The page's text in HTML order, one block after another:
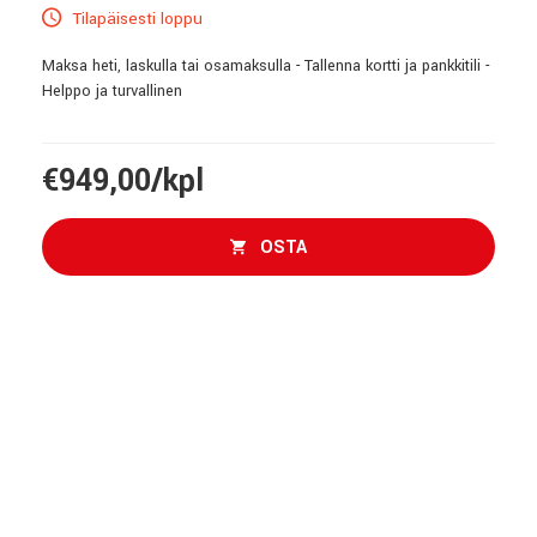
Tilapäisesti loppu
Maksa heti, laskulla tai osamaksulla - Tallenna kortti ja pankkitili -
Helppo ja turvallinen
€949,00/kpl
OSTA